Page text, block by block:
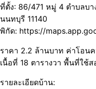
ที่ตั้ง: 86/471 หมู่ 4 ตำบลบ
นนทบุรี 11140
พิกัด: https://
ราคา 2.2 ล้านบาท ค่าโอน
เนื้อที่ 18 ตารางวา พื้นที่ใช้ส
รายละเอียดบ้าน: